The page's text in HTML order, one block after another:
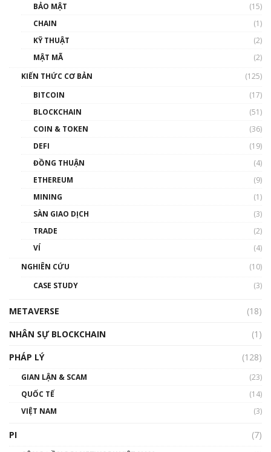
BẢO MẬT
(15)
CHAIN
(1)
KỸ THUẬT
(2)
MẬT MÃ
(2)
KIẾN THỨC CƠ BẢN
(125)
BITCOIN
(17)
BLOCKCHAIN
(51)
COIN & TOKEN
(36)
DEFI
(19)
ĐỒNG THUẬN
(4)
ETHEREUM
(9)
MINING
(1)
SÀN GIAO DỊCH
(3)
TRADE
(2)
VÍ
(4)
NGHIÊN CỨU
(10)
CASE STUDY
(3)
METAVERSE
(18)
NHÂN SỰ BLOCKCHAIN
(1)
PHÁP LÝ
(128)
GIAN LẬN & SCAM
(23)
QUỐC TẾ
(14)
VIỆT NAM
(3)
PI (7)